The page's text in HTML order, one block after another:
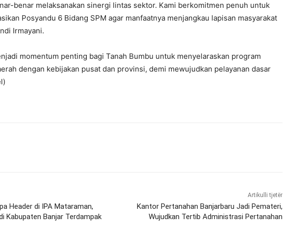
benar melaksanakan sinergi lintas sektor. Kami berkomitmen penuh untuk
Posyandu 6 Bidang SPM agar manfaatnya menjangkau lapisan masyarakat
Irmayani.
momentum penting bagi Tanah Bumbu untuk menyelaraskan program
dengan kebijakan pusat dan provinsi, demi mewujudkan pelayanan dasar
Header di IPA Mataraman,
Kabupaten Banjar Terdampak
Artikulli tjetër
Kantor Pertanahan Banjarbaru Jadi Pemateri,
Wujudkan Tertib Administrasi Pertanahan